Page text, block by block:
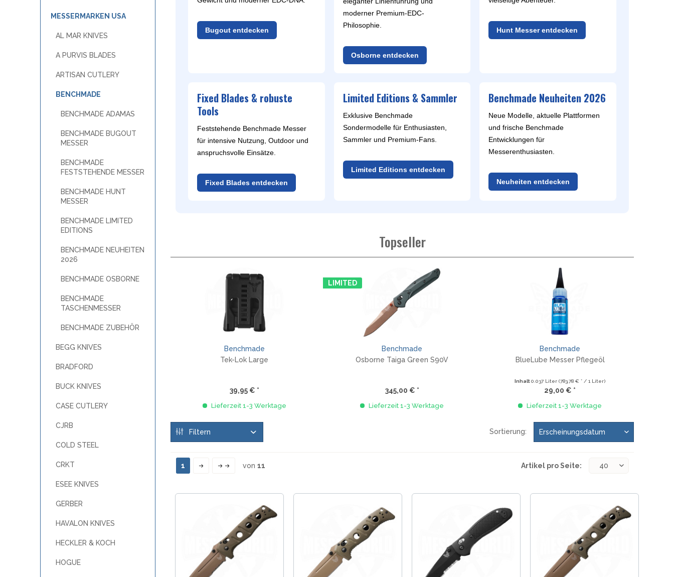
POHL FORCE
SCHILLER CUSTOM PARTS
STEAK CHAMP
WOODLAND TACTICAL
WÜSTHOF
ANTONINI ITALY
FOX KNIVES
MASERIN
MERCURY
MKM
SANDRIN KNIVES
BRUSLETTO
CASSTRÖM
PELTONEN KNIVES
RYDA KNIVES
MESSERMARKEN SÜDAFRIKA
SMITH AND WESSON
SPYDERCO
TEKTO KNIVES
ULTICLIP
UNITED CUTLERY
UZI
WHITE RIVER KNIFE & TOOLS
TRIVISA KNIVES
TUYA KNIFE
MESSERMARKEN USA
AL MAR KNIVES
A PURVIS BLADES
ARTISAN CUTLERY
BENCHMADE
BENCHMADE ADAMAS
BENCHMADE BUGOUT
MESSER
BENCHMADE
FESTSTEHENDE MESSER
BENCHMADE HUNT
MESSER
BENCHMADE LIMITED
EDITIONS
BENCHMADE NEUHEITEN
2026
BENCHMADE OSBORNE
BENCHMADE
TASCHENMESSER
BENCHMADE ZUBEHÖR
BEGG KNIVES
BRADFORD
BUCK KNIVES
CASE CUTLERY
CJRB
COLD STEEL
CRKT
ESEE KNIVES
GERBER
HAVALON KNIVES
HECKLER & KOCH
HOGUE
Bugout entdecken
moderner Premium-EDC-
Philosophie.
Osborne entdecken
Hunt Messer entdecken
Fixed Blades & robuste
Tools
Feststehende Benchmade Messer
für intensive Nutzung, Outdoor und
anspruchsvolle Einsätze.
Fixed Blades entdecken
Limited Editions & Sammler
Exklusive Benchmade
Sondermodelle für Enthusiasten,
Sammler und Premium-Fans.
Limited Editions entdecken
Benchmade Neuheiten 2026
Neue Modelle, aktuelle Plattformen
und frische Benchmade
Entwicklungen für
Messerenthusiasten.
Neuheiten entdecken
Topseller
Benchmade
Tek-Lok Large
39,95 € *
Lieferzeit 1-3 Werktage
LIMITED
Benchmade
Osborne Taiga Green S90V
345,00 € *
Lieferzeit 1-3 Werktage
Benchmade
BlueLube Messer Pflegeöl
Inhalt0.037 Liter(783,78 € * / 1 Liter)
29,00 € *
Lieferzeit 1-3 Werktage
Filtern Sortierung:
1 von 11 Artikel pro Seite: